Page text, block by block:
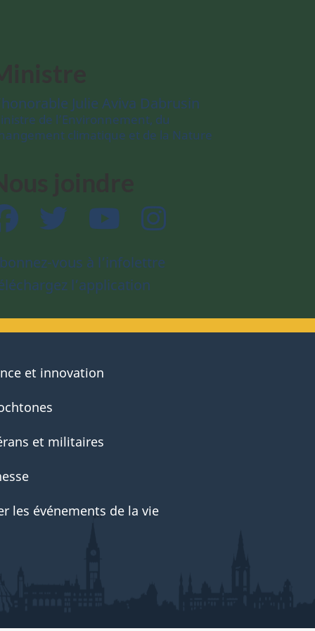
Julie Aviva Dabrusin
de l’Environnement, du
climatique et de la Nature
Facebook Twitter YouTube
vous à l’infolettre
l’application
et innovation
et militaires
les événements de la vie